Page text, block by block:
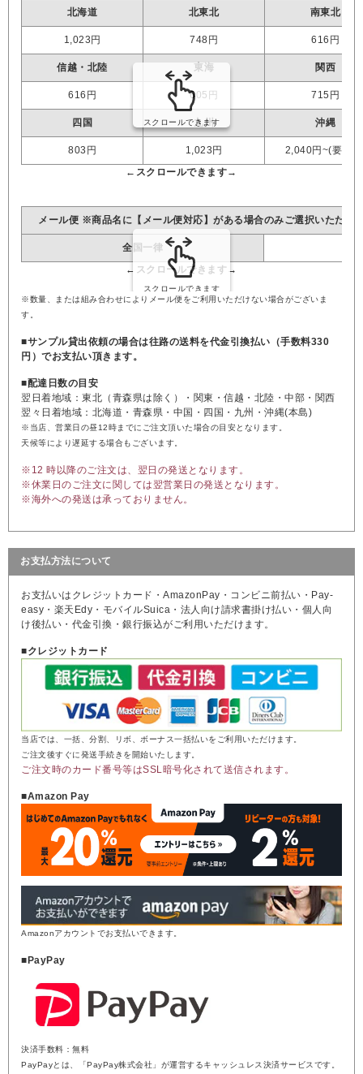
北海道 北東北 南東北
1,023円 748円 616円
信越・北陸 東海 関西
616円 605円 715円
四国 九州 沖縄
803円 1,023円 2,040円~(要見
メール便 ※商品名に【メール便対応】がある場合のみご選択いただけ
全国一律
※数量、または組み合わせによりメール便をご利用いただけない場合がございま
す。
■サンプル貸出依頼の場合は往路の送料を代金引換払い（手数料330
円）でお支払い頂きます。
■配達日数の目安
翌日着地域：東北（青森県は除く）・関東・信越・北陸・中部・関西
翌々日着地域：北海道・青森県・中国・四国・九州・沖縄(本島)
※当店、営業日の昼12時までにご注文頂いた場合の目安となります。
天候等により遅延する場合もございます。
※12 時以降のご注文は、翌日の発送となります。
※休業日のご注文に関しては翌営業日の発送となります。
※海外への発送は承っておりません。
お支払方法について
お支払いはクレジットカード・AmazonPay・コンビニ前払い・Pay-
easy・楽天Edy・モバイルSuica・法人向け請求書掛け払い・個人向
け後払い・代金引換・銀行振込がご利用いただけます。
■クレジットカード
当店では、一括、分割、リボ、ボーナス一括払いをご利用いただけます。
ご注文後すぐに発送手続きを開始いたします。
ご注文時のカード番号等はSSL暗号化されて送信されます。
■Amazon Pay
Amazonアカウントでお支払いできます。
■PayPay
決済手数料：無料
PayPayとは、「PayPay株式会社」が運営するキャッシュレス決済サービスです。